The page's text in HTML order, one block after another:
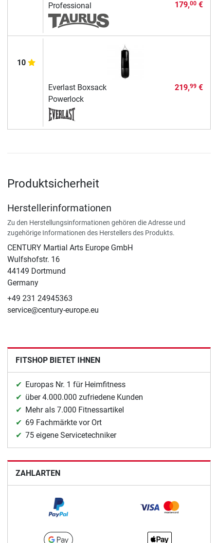
Professional
179,00€
10
Everlast Boxsack
Powerlock
219,99€
Produktsicherheit
Herstellerinformationen
Zu den Herstellungsinformationen gehören die Adresse und
zugehörige Informationen des Herstellers des Produkts.
CENTURY Martial Arts Europe GmbH
Wulfshofstr. 16
44149 Dortmund
Germany
+49 231 24945363
service@century-europe.eu
FITSHOP BIETET IHNEN
Europas Nr. 1 für Heimfitness
über 4.000.000 zufriedene Kunden
Mehr als 7.000 Fitnessartikel
69 Fachmärkte vor Ort
75 eigene Servicetechniker
ZAHLARTEN